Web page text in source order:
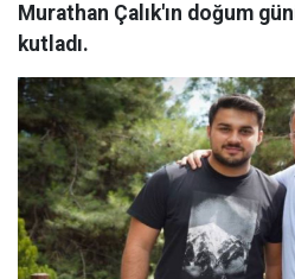
Murathan Çalık'ın doğum
kutladı.